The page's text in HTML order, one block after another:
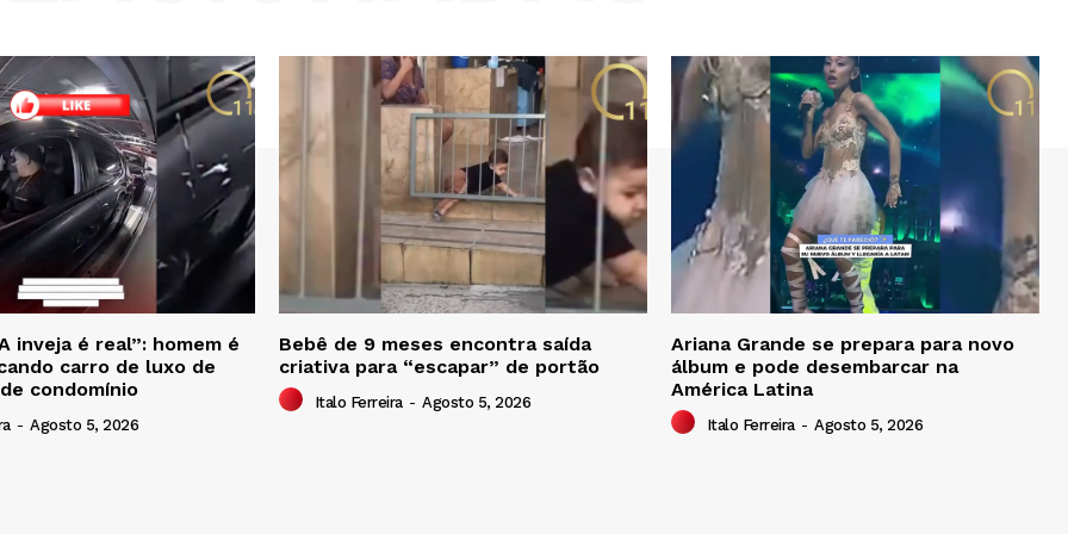
inveja é real”: homem é
carro de luxo de
condomínio
- Agosto 5, 2026
Bebê de 9 meses encontra saída
criativa para “escapar” de portão
Italo Ferreira - Agosto 5, 2026
Ariana Grande se prepara para novo
álbum e pode desembarcar na
América Latina
Italo Ferreira - Agosto 5, 2026